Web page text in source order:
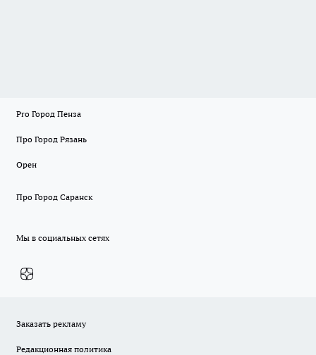
Pro Город Пенза
Про Город Рязань
Орен
Про Город Саранск
Мы в социальных сетях
Заказать рекламу
Редакционная политика